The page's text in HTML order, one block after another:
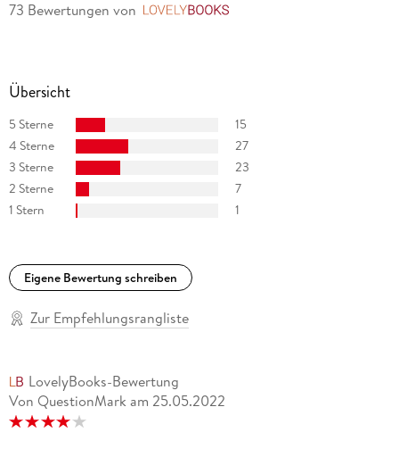
73 Bewertungen von
Übersicht
5 Sterne
15
4 Sterne
27
3 Sterne
23
2 Sterne
7
1 Stern
1
Eigene Bewertung schreiben
Zur Empfehlungsrangliste
LovelyBooks-Bewertung
Von QuestionMark am 25.05.2022